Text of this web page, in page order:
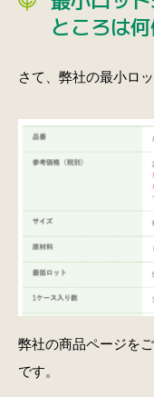
ところは
さて、弊社の最小ロ
弊社の商品ページを
です。